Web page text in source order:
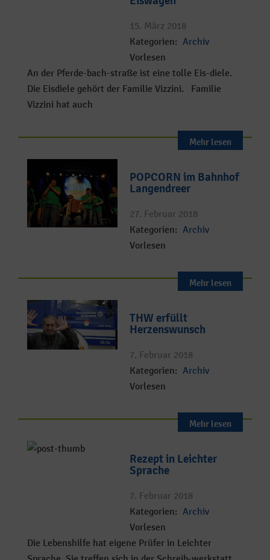
15. März 2018
Kategorien: Archiv
Vorlesen
An der Pferde-bach-straße ist eine tolle Eis-diele.
Die Eisdiele gehört der Familie Vizzini. Familie
Vizzini hat auch
Mehr lesen
POPCORN im Bahnhof
Langendreer
27. Februar 2018
Kategorien: Archiv
Vorlesen
Mehr lesen
THW erfüllt
Herzenswunsch
7. Februar 2018
Kategorien: Archiv
Vorlesen
Mehr lesen
Rezept in Leichter
Sprache
7. Februar 2018
Kategorien: Archiv
Vorlesen
Die Lebenshilfe hat eigene Prüfer in Leichter